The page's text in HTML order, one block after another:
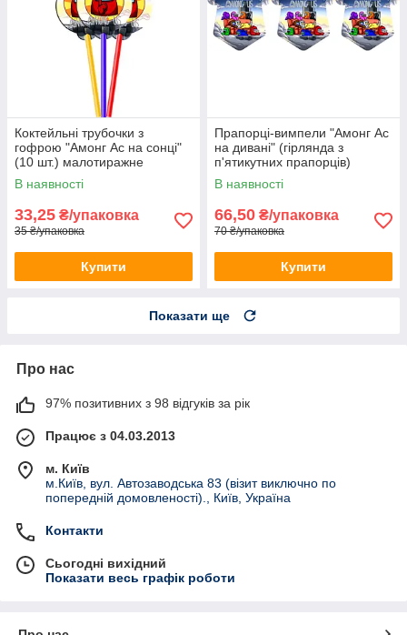
Коктейльні трубочки з
гофрою "Амонг Ас на сонці"
(10 шт.) малотиражне
видання-
В наявності
33,25 ₴/упаковка
35 ₴/упаковка
Купити
Прапорці-вимпели "Амонг Ас
на дивані" (гірлянда з
п'ятикутних прапорців)
вимпели -малотиражні
видання-
В наявності
66,50 ₴/упаковка
70 ₴/упаковка
Купити
Показати ще
Про нас
97% позитивних з 98 відгуків за рік
Працює з 04.03.2013
м. Київ
м.Київ, вул. Автозаводська 83 (візит виключно по
попередній домовленості)., Київ, Україна
Контакти
Сьогодні вихідний
Показати весь графік роботи